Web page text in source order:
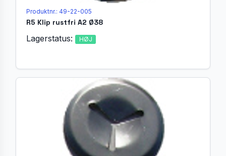
Produktnr.: 49-22-005
R5 Klip rustfri A2 Ø38
Lagerstatus: HØJ